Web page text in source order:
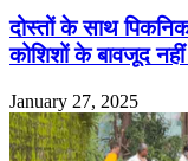
दोस्तों के साथ
कोशिशों के बावजूद
January 27, 2025